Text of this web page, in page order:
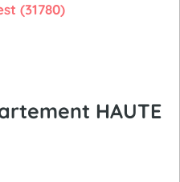
(31780)
HAUTE